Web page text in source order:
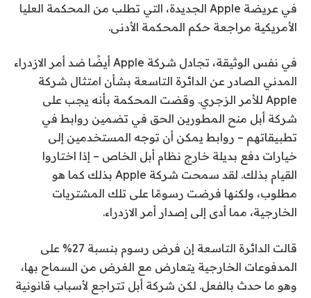
في عريضة Apple الجديدة، التي تطلب من المحكمة العليا
الأمريكية مراجعة حكم المحكمة الأدنى.
في نفس الوثيقة، تجادل شركة Apple أيضًا ضد أمر الازدراء
المدني الصادر عن الدائرة التاسعة بشأن امتثال شركة
Apple للأمر الزجري. وقضت المحكمة بأنه يجب على
شركة أبل منح المطورين الحق في تضمين روابط في
تطبيقاتهم – روابط يمكن أن توجه المستخدمين إلى
خيارات دفع بديلة خارج نظام أبل الخاص – إذا اختاروا
القيام بذلك. لقد سمحت شركة Apple بذلك كما هو
مطلوب، ولكنها فرضت رسومًا على تلك المشتريات
الخارجية، مما أدى إلى إصدار أمر الازدراء.
قالت الدائرة التاسعة إن فرض رسوم بنسبة 27% على
المدفوعات الخارجية يتعارض مع الغرض من السماح بها،
وهو ما حدث بالفعل. لكن شركة أبل تتراجع لأسباب قانونية